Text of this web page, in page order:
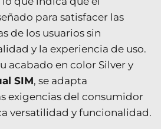
para satisfacer las
de los usuarios sin
y la experiencia de uso.
acabado en color Silver y
SIM, se adapta
exigencias del consumidor
versatilidad y funcionalidad.